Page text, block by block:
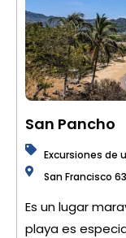
San Pancho
Excursiones de
San Francisco
Es un lugar
playa es